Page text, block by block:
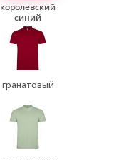
королевский
синий
гранатовый